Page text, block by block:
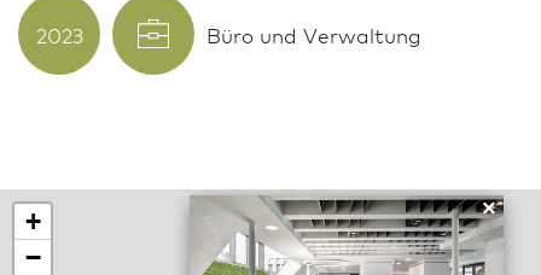
2023 Büro und Verwaltung
×
+
−